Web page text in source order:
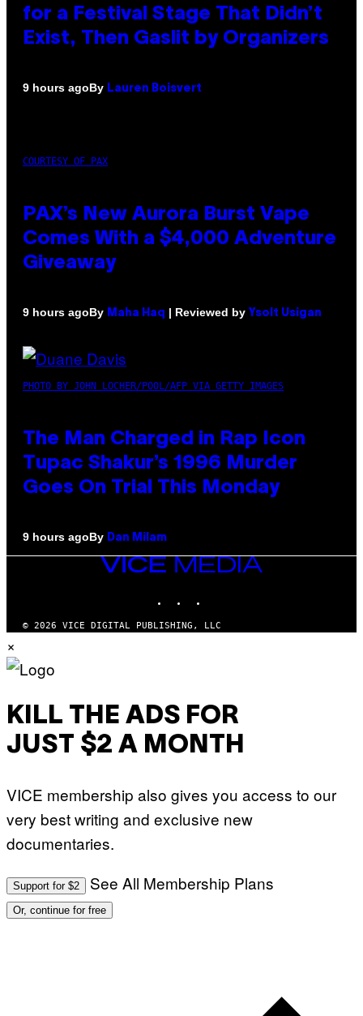
for a Festival Stage That Didn’t
Exist, Then Gaslit by Organizers
9 hours agoBy Lauren Boisvert
COURTESY OF PAX
PAX’s New Aurora Burst Vape
Comes With a $4,000 Adventure
Giveaway
9 hours agoBy Maha Haq | Reviewed by Ysolt Usigan
PHOTO BY JOHN LOCHER/POOL/AFP VIA GETTY IMAGES
The Man Charged in Rap Icon
Tupac Shakur’s 1996 Murder
Goes On Trial This Monday
9 hours agoBy Dan Milam
VICE
MEDIA
© 2026 VICE DIGITAL PUBLISHING, LLC
×
KILL THE ADS FOR
JUST $2 A MONTH
VICE membership also gives you access to our
very best writing and exclusive new
documentaries.
Support for $2 See All Membership Plans
Or, continue for free